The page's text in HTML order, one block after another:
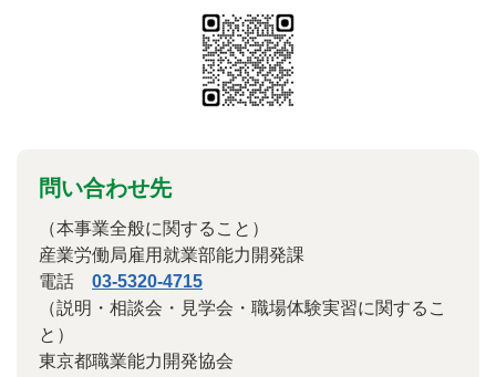
問い合わせ先
（本事業全般に関すること）
産業労働局雇用就業部能力開発課
電話 03-5320-4715
（説明・相談会・見学会・職場体験実習に関するこ
と）
東京都職業能力開発協会